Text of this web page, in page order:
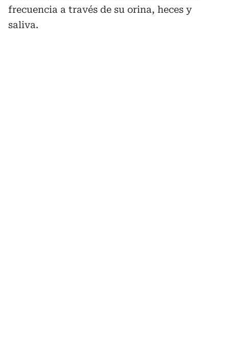
frecuencia a través de su orina, heces y
saliva.